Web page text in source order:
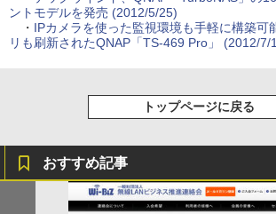
ントモデルを発売 (2012/5/25)
・ IPカメラを使った監視環境も手軽に構築
リも刷新されたQNAP「TS-469 Pro」 (2012/7/
トップページに戻る
おすすめ記事